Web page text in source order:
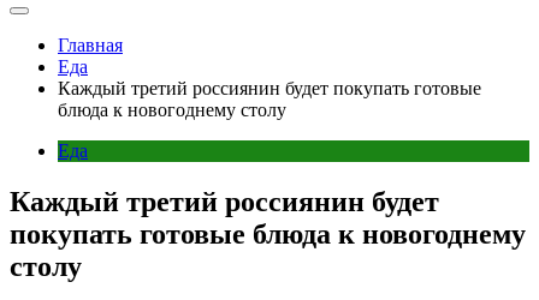
Главная
Еда
Каждый третий россиянин будет покупать готовые
блюда к новогоднему столу
Еда
Каждый третий россиянин будет
покупать готовые блюда к новогоднему
столу